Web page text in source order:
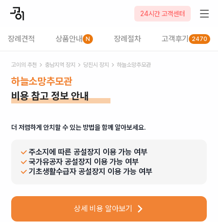
24시간 고객센터
장례견적 상품안내 N 장례절차 고객후기 2470
고이의 추천 충남지역 장지 당진시 장지 하늘소망추모관
하늘소망추모관
비용 참고 정보 안내
더 저렴하게 안치할 수 있는 방법을 함께 알아보세요.
주소지에 따른 공설장지 이용 가능 여부
국가유공자 공설장지 이용 가능 여부
기초생활수급자 공설장지 이용 가능 여부
상세 비용 알아보기